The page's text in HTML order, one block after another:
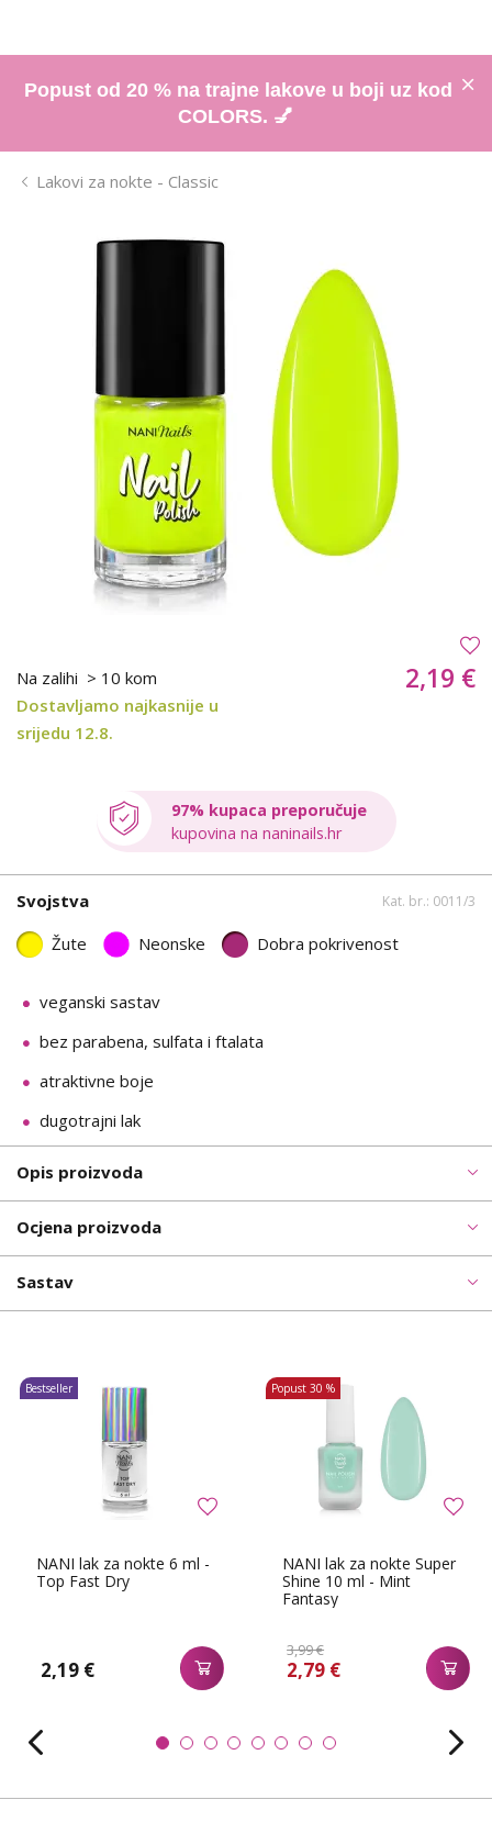
Popust od 20 % na trajne lakove u boji uz kod
COLORS. 💅
Lakovi za nokte - Classic
Na zalihi > 10 kom
Dostavljamo najkasnije u
srijedu 12.8.
2,19 €
97% kupaca preporučuje
kupovina na naninails.hr
Svojstva Kat. br.: 0011/3
Žute Neonske Dobra pokrivenost
veganski sastav
bez parabena, sulfata i ftalata
atraktivne boje
dugotrajni lak
Opis proizvoda
Ocjena proizvoda
Sastav
NANI lak za nokte 6 ml -
Top Fast Dry
2,19 €
Bestseller
NANI lak za nokte Super
Shine 10 ml - Mint
Fantasy
3,99 €
2,79 €
Popust 30 %